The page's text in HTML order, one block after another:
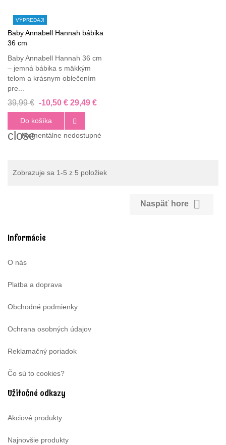
VÝPREDAJ!
Baby Annabell Hannah bábika
36 cm
Baby Annabell Hannah 36 cm
– jemná bábika s mäkkým
telom a krásnym oblečením
pre...
39,99 € -10,50 € 29,49 €
Do košíka 
close
Momentálne nedostupné
Zobrazuje sa 1-5 z 5 položiek
Naspäť hore 
Informácie
O nás
Platba a doprava
Obchodné podmienky
Ochrana osobných údajov
Reklamačný poriadok
Čo sú to cookies?
Užitočné odkazy
Akciové produkty
Najnovšie produkty